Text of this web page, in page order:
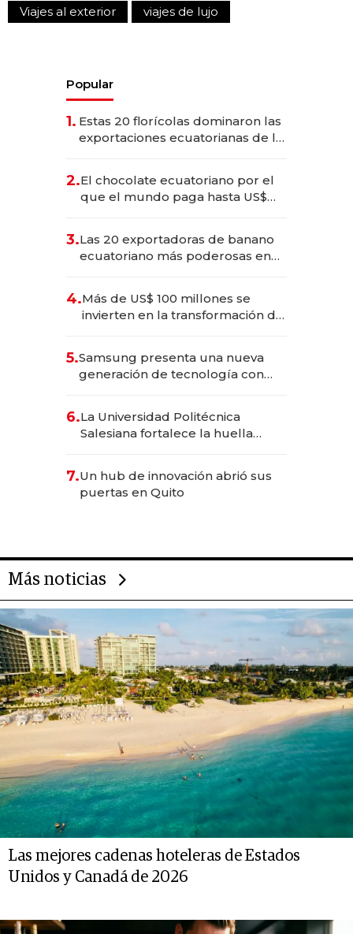
Viajes al exterior
viajes de lujo
Popular
1. Estas 20 florícolas dominaron las
exportaciones ecuatorianas de la
2.El chocolate ecuatoriano por el
que el mundo paga hasta US$
3.Las 20 exportadoras de banano
ecuatoriano más poderosas en
4.Más de US$ 100 millones se
invierten en la transformación de
5.Samsung presenta una nueva
generación de tecnología con
6.La Universidad Politécnica
Salesiana fortalece la huella
7.Un hub de innovación abrió sus
puertas en Quito
Más noticias
Las mejores cadenas hoteleras de Estados
Unidos y Canadá de 2026